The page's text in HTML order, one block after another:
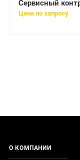
Цена по запросу
О КОМПАНИИ